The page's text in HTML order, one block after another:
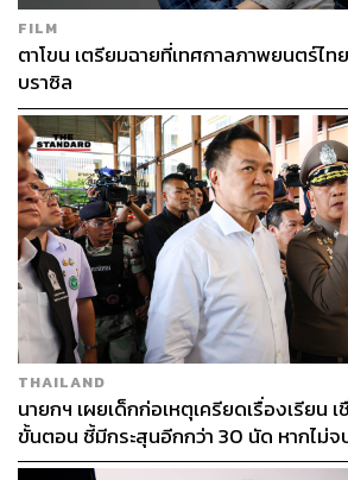
FILM
ตาโขน เตรียมฉายที่เทศกาลภาพยนตร์ไท
บราซิล
THAILAND
นายกฯ เผยเด็กก่อเหตุเครียดเรื่องเรียน
ขั้นตอน ชี้มีกระสุนอีกกว่า 30 นัด หากไม่จ
สูญเสียเพิ่ม